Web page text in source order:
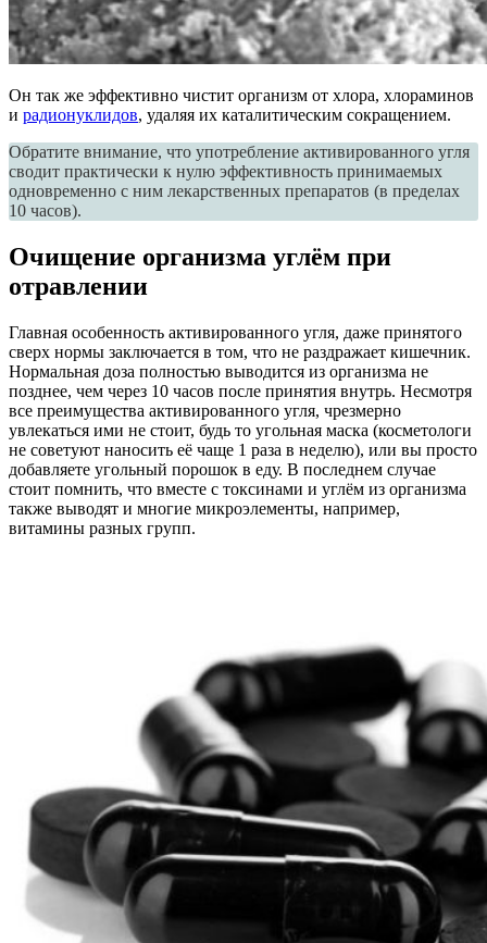
Он так же эффективно чистит организм от хлора, хлораминов
и радионуклидов, удаляя их каталитическим сокращением.
Обратите внимание, что употребление активированного угля
сводит практически к нулю эффективность принимаемых
одновременно с ним лекарственных препаратов (в пределах
10 часов).
Очищение организма углём при
отравлении
Главная особенность активированного угля, даже принятого
сверх нормы заключается в том, что не раздражает кишечник.
Нормальная доза полностью выводится из организма не
позднее, чем через 10 часов после принятия внутрь. Несмотря
все преимущества активированного угля, чрезмерно
увлекаться ими не стоит, будь то угольная маска (косметологи
не советуют наносить её чаще 1 раза в неделю), или вы просто
добавляете угольный порошок в еду. В последнем случае
стоит помнить, что вместе с токсинами и углём из организма
также выводят и многие микроэлементы, например,
витамины разных групп.